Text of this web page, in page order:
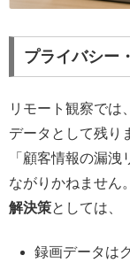
プライバシー
リモート観察では
データとして残り
「顧客情報の漏
ながりかねません。
解決策としては、
録画データは